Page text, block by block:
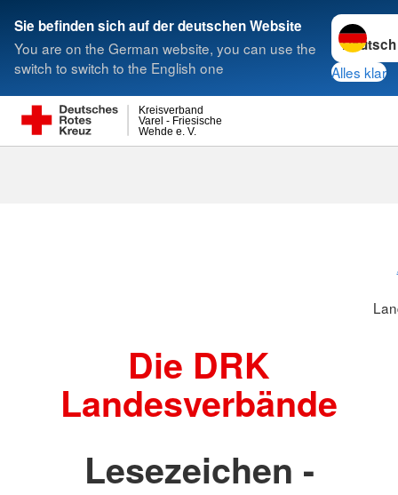
Sie befinden sich auf der deutschen Website
You are on the German website, you can use the
switch to switch to the English one
Sprache
Alles klar
Wehde e. V.
Varel - Friesische
Kreisverband
Suche
Die DRK
Landesverbände
Lesezeichen -